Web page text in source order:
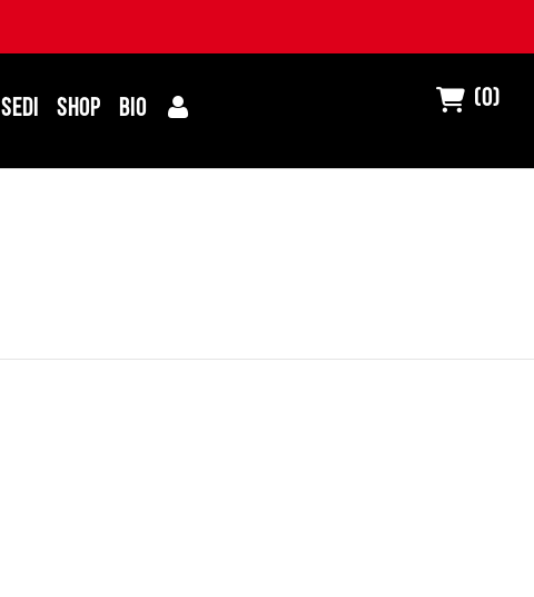
SEDI SHOP BIO (0)